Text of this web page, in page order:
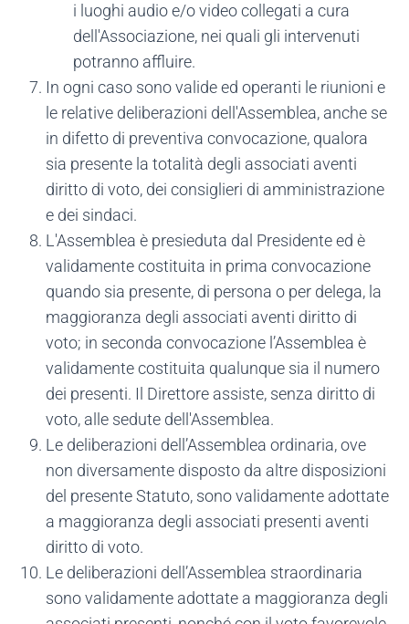
i luoghi audio e/o video collegati a cura
dell'Associazione, nei quali gli intervenuti
potranno affluire.
In ogni caso sono valide ed operanti le riunioni e
le relative deliberazioni dell'Assemblea, anche se
in difetto di preventiva convocazione, qualora
sia presente la totalità degli associati aventi
diritto di voto, dei consiglieri di amministrazione
e dei sindaci.
L'Assemblea è presieduta dal Presidente ed è
validamente costituita in prima convocazione
quando sia presente, di persona o per delega, la
maggioranza degli associati aventi diritto di
voto; in seconda convocazione l’Assemblea è
validamente costituita qualunque sia il numero
dei presenti. Il Direttore assiste, senza diritto di
voto, alle sedute dell'Assemblea.
Le deliberazioni dell’Assemblea ordinaria, ove
non diversamente disposto da altre disposizioni
del presente Statuto, sono validamente adottate
a maggioranza degli associati presenti aventi
diritto di voto.
Le deliberazioni dell’Assemblea straordinaria
sono validamente adottate a maggioranza degli